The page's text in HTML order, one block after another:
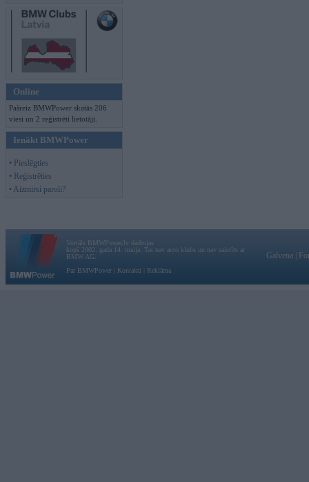
Online
Pašreiz BMWPower skatās 206
viesi un 2 reģistrēti lietotāji.
Ienākt BMWPower
• Pieslēgties
• Reģistrēties
• Aizmirsi paroli?
Vortāls BMWPower.lv darbojas
kopš 2002. gada 14. maija. Tas nav auto klubs un nav saistīts ar
BMW AG.
Par BMWPower
Kontakti Reklāma
Galvena